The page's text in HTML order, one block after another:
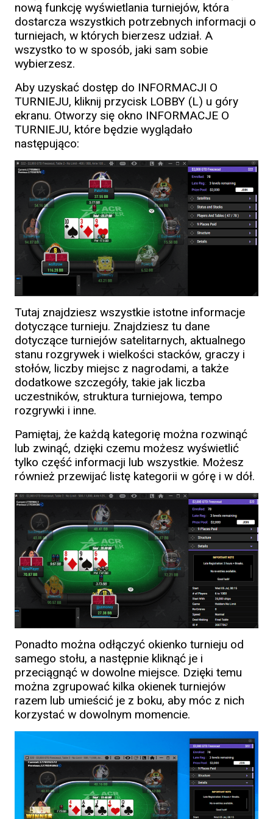
nową funkcję wyświetlania turniejów, która
dostarcza wszystkich potrzebnych informacji o
turniejach, w których bierzesz udział. A
wszystko to w sposób, jaki sam sobie
wybierzesz.
Aby uzyskać dostęp do INFORMACJI O
TURNIEJU, kliknij przycisk LOBBY (L) u góry
ekranu. Otworzy się okno INFORMACJE O
TURNIEJU, które będzie wyglądało
następująco:
Tutaj znajdziesz wszystkie istotne informacje
dotyczące turnieju. Znajdziesz tu dane
dotyczące turniejów satelitarnych, aktualnego
stanu rozgrywek i wielkości stacków, graczy i
stołów, liczby miejsc z nagrodami, a także
dodatkowe szczegóły, takie jak liczba
uczestników, struktura turniejowa, tempo
rozgrywki i inne.
Pamiętaj, że każdą kategorię można rozwinąć
lub zwinąć, dzięki czemu możesz wyświetlić
tylko część informacji lub wszystkie. Możesz
również przewijać listę kategorii w górę i w dół.
Ponadto można odłączyć okienko turnieju od
samego stołu, a następnie kliknąć je i
przeciągnąć w dowolne miejsce. Dzięki temu
można zgrupować kilka okienek turniejów
razem lub umieścić je z boku, aby móc z nich
korzystać w dowolnym momencie.